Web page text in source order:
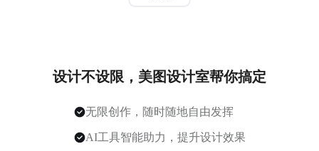
设计不设限，美图设计室帮你搞定
无限创作，随时随地自由发挥
AI工具智能助力，提升设计效果